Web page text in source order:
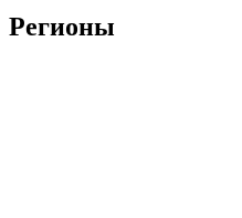
Регионы